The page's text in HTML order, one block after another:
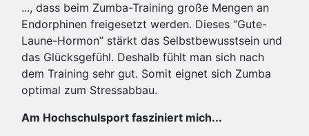
..., dass beim Zumba-Training große Mengen an
Endorphinen freigesetzt werden. Dieses “Gute-
Laune-Hormon” stärkt das Selbstbewusstsein und
das Glücksgefühl. Deshalb fühlt man sich nach
dem Training sehr gut. Somit eignet sich Zumba
optimal zum Stressabbau.
Am Hochschulsport fasziniert mich...